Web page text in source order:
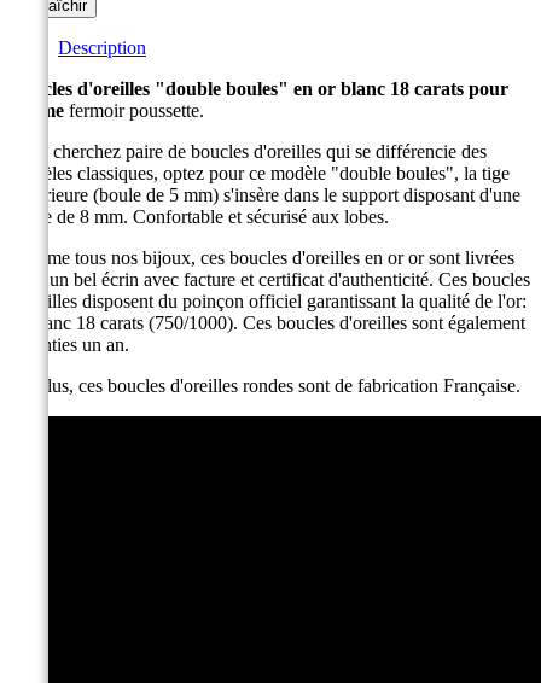
Description
Boucles d'oreilles "double boules" en or blanc 18 carats pour
femme fermoir poussette.
Vous cherchez paire de boucles d'oreilles qui se différencie des
modèles classiques, optez pour ce modèle "double boules", la tige
supérieure (boule de 5 mm) s'insère dans le support disposant d'une
boule de 8 mm. Confortable et sécurisé aux lobes.
Comme tous nos bijoux, ces boucles d'oreilles en or or sont livrées
dans un bel écrin avec facture et certificat d'authenticité. Ces boucles
d'oreilles disposent du poinçon officiel garantissant la qualité de l'or:
or blanc 18 carats (750/1000). Ces boucles d'oreilles sont également
garanties un an.
De plus, ces boucles d'oreilles rondes sont de fabrication Française.